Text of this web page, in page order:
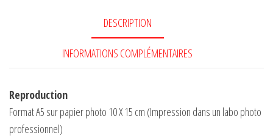
-
Blois
DESCRIPTION
INFORMATIONS COMPLÉMENTAIRES
Reproduction
Format A5 sur papier photo 10 X 15 cm (Impression dans un labo photo
professionnel)